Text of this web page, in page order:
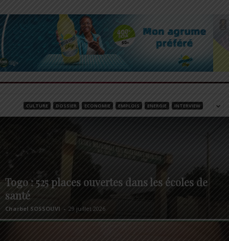
CULTURE DOSSIER ECONOMIE EMPLOIS ENERGIE INTERVIEW
Togo : 525 places ouvertes dans les écoles de
santé
Charbel SOSSOUVI - 29 juillet 2026